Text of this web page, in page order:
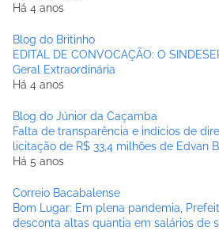
Há 4 anos
Blog do Britinho
EDITAL DE CONVOCAÇÃO: O
Geral Extraordinária
Há 4 anos
Blog do Júnior da Caçamba
Falta de transparência e indícios de
licitação de R$ 33,4 milhões de Edvan
Há 5 anos
Correio Bacabalense
Bom Lugar: Em plena pandemia,
desconta altas quantia em salários de